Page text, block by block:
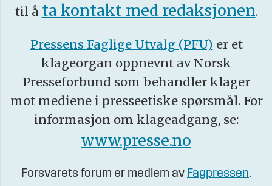
til å ta kontakt med redaksjonen.
Pressens Faglige Utvalg (PFU) er et
klageorgan oppnevnt av Norsk
Presseforbund som behandler klager
mot mediene i presseetiske spørsmål. For
informasjon om klageadgang, se:
www.presse.no
Forsvarets forum er medlem av Fagpressen.